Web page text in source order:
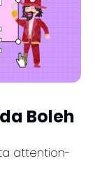
Boleh
attention-